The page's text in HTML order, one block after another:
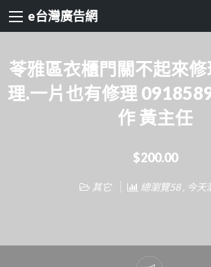
e台灣廣告網
苓雅區衣櫃門關不起來
理.一片也有修理
作 黃主任
$200.00
其它 總瀏覽58 , 今天